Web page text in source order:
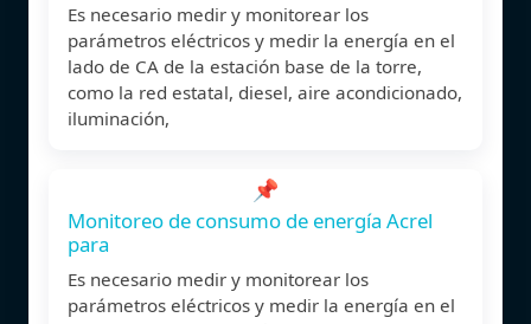
Es necesario medir y monitorear los
parámetros eléctricos y medir la energía en el
lado de CA de la estación base de la torre,
como la red estatal, diesel, aire acondicionado,
iluminación,
📌
Monitoreo de consumo de energía Acrel
para
Es necesario medir y monitorear los
parámetros eléctricos y medir la energía en el